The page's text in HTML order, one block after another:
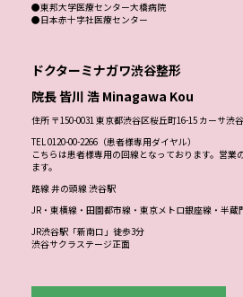
●東邦大学医療センター大橋病院
●日本赤十字社医療センター
ドクターミナガワ渋谷整形
院長 皆川 浩 Minagawa Kou
住所 〒150-0031 東京都渋谷区桜丘町16-15 カーサ渋
TEL 0120-00-2266（患者様専用ダイヤル）
こちらは患者様専用の回線となっております。営業
ます。
路線 井の頭線 渋谷駅
JR・東横線・田園都市線・東京メトロ銀座線・半蔵
JR渋谷駅「新南口」徒歩3分
渋谷サクラステージ正面